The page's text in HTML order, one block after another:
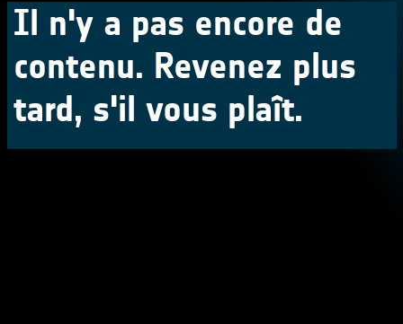
Il n'y a pas encore de
contenu. Revenez plus
tard, s'il vous plaît.